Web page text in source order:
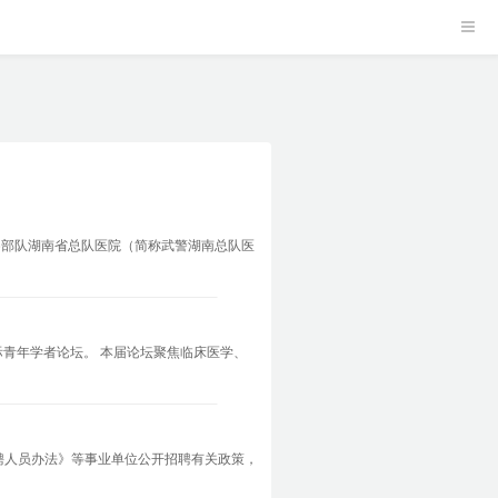
队湖南省总队医院（简称武警湖南总队医
年学者论坛。 本届论坛聚焦临床医学、
员办法》等事业单位公开招聘有关政策，